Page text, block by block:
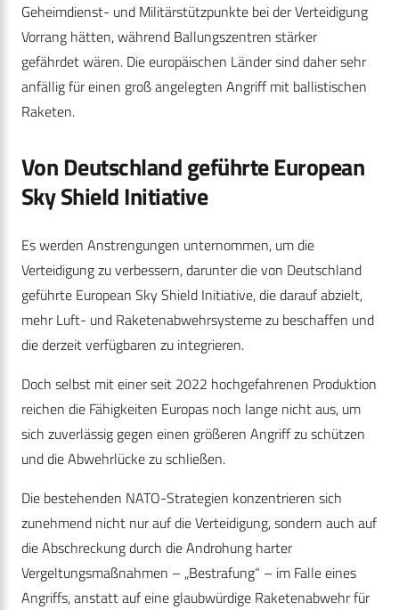
Geheimdienst- und Militärstützpunkte bei der Verteidigung
Vorrang hätten, während Ballungszentren stärker
gefährdet wären. Die europäischen Länder sind daher sehr
anfällig für einen groß angelegten Angriff mit ballistischen
Raketen.
Von Deutschland geführte European
Sky Shield Initiative
Es werden Anstrengungen unternommen, um die
Verteidigung zu verbessern, darunter die von Deutschland
geführte European Sky Shield Initiative, die darauf abzielt,
mehr Luft- und Raketenabwehrsysteme zu beschaffen und
die derzeit verfügbaren zu integrieren.
Doch selbst mit einer seit 2022 hochgefahrenen Produktion
reichen die Fähigkeiten Europas noch lange nicht aus, um
sich zuverlässig gegen einen größeren Angriff zu schützen
und die Abwehrlücke zu schließen.
Die bestehenden NATO-Strategien konzentrieren sich
zunehmend nicht nur auf die Verteidigung, sondern auch auf
die Abschreckung durch die Androhung harter
Vergeltungsmaßnahmen – „Bestrafung“ – im Falle eines
Angriffs, anstatt auf eine glaubwürdige Raketenabwehr für